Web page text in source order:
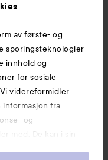
av første- og
sporingsteknologier
innhold og
for sosiale
videreformidler
fra
og
med. De kan i sin